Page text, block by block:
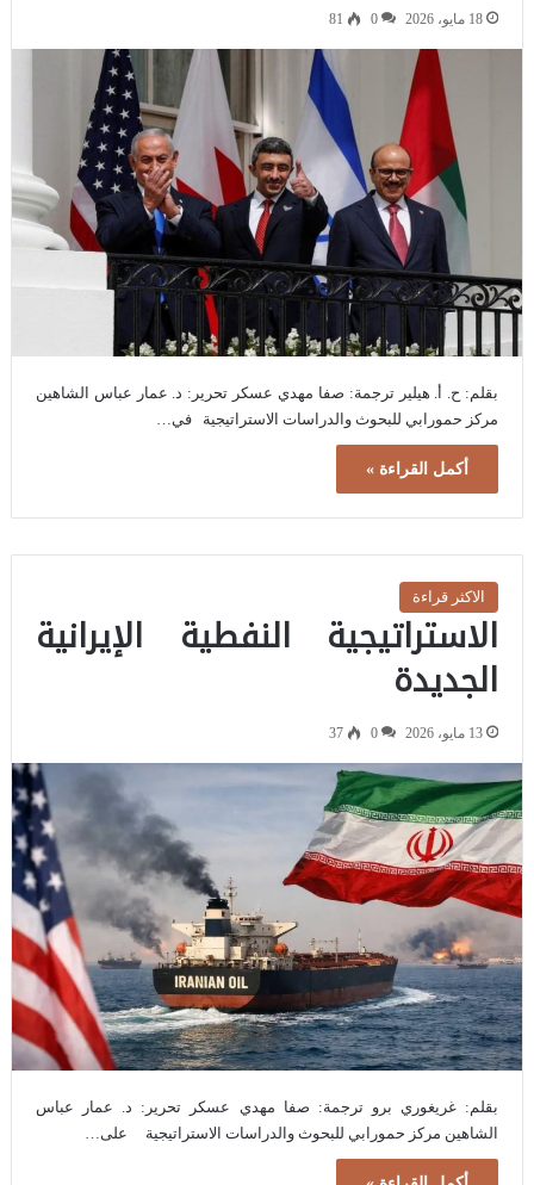
18 مايو، 2026 0
81
بقلم: ح. أ. هيلير ترجمة: صفا مهدي عسكر تحرير: د. عمار عباس الشاهين
مركز حمورابي للبحوث والدراسات الاستراتيجية في…
أكمل القراءة »
الاكثر قراءة
الاستراتيجية النفطية الإيرانية
الجديدة
13 مايو، 2026 0
37
بقلم: غريغوري برو ترجمة: صفا مهدي عسكر تحرير: د. عمار عباس
الشاهين مركز حمورابي للبحوث والدراسات الاستراتيجية على…